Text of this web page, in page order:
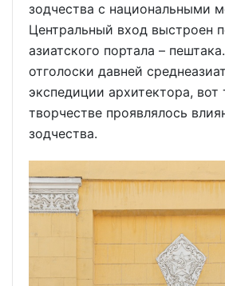
зодчества с национальными
Центральный вход выстроен
азиатского портала –
отголоски давней
экспедиции архитектора, вот
творчестве проявлялось
зодчества.